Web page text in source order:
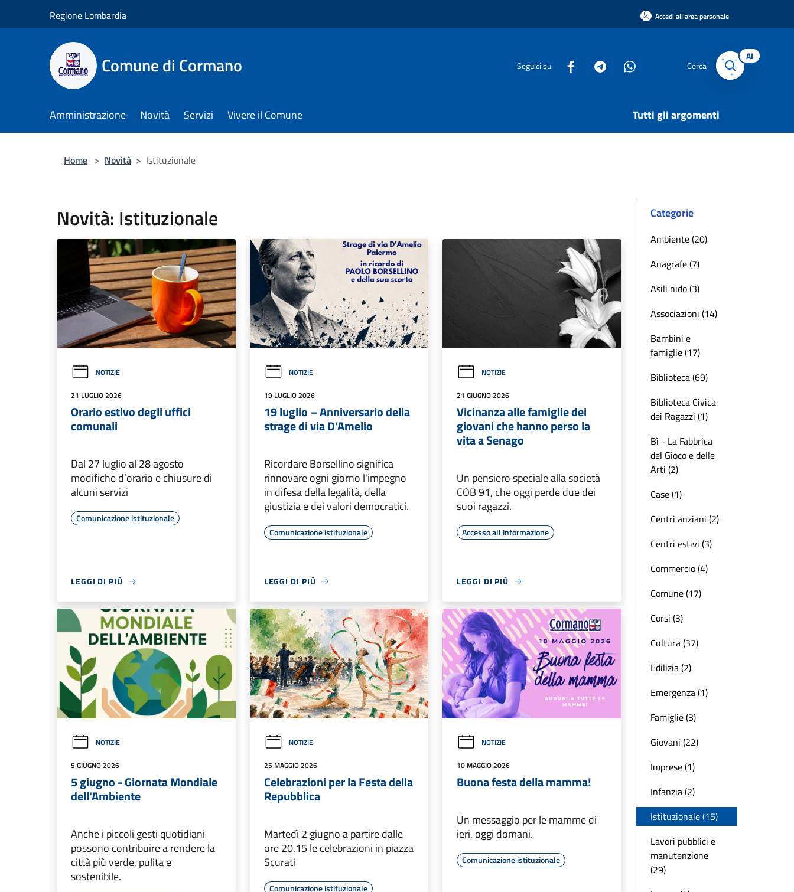
Regione Lombardia Accedi all'area personale
Comune di Cormano Seguici su Cerca
AI
Amministrazione Novità Servizi Vivere il Comune Tutti gli argomenti
Home > Novità > Istituzionale
Novità: Istituzionale
NOTIZIE
21 LUGLIO 2026
Orario estivo degli uffici
comunali
Dal 27 luglio al 28 agosto
modifiche d’orario e chiusure di
alcuni servizi
Comunicazione istituzionale
LEGGI DI PIÙ
NOTIZIE
19 LUGLIO 2026
19 luglio – Anniversario della
strage di via D’Amelio
Ricordare Borsellino significa
rinnovare ogni giorno l'impegno
in difesa della legalità, della
giustizia e dei valori democratici.
Comunicazione istituzionale
LEGGI DI PIÙ
NOTIZIE
21 GIUGNO 2026
Vicinanza alle famiglie dei
giovani che hanno perso la
vita a Senago
Un pensiero speciale alla società
COB 91, che oggi perde due dei
suoi ragazzi.
Accesso all'informazione
LEGGI DI PIÙ
NOTIZIE
5 GIUGNO 2026
5 giugno - Giornata Mondiale
dell'Ambiente
Anche i piccoli gesti quotidiani
possono contribuire a rendere la
città più verde, pulita e
sostenibile.
NOTIZIE
25 MAGGIO 2026
Celebrazioni per la Festa della
Repubblica
Martedì 2 giugno a partire dalle
ore 20.15 le celebrazioni in piazza
Scurati
Comunicazione istituzionale
NOTIZIE
10 MAGGIO 2026
Buona festa della mamma!
Un messaggio per le mamme di
ieri, oggi domani.
Comunicazione istituzionale
Categorie
Ambiente (20)
Anagrafe (7)
Asili nido (3)
Associazioni (14)
Bambini e
famiglie (17)
Biblioteca (69)
Biblioteca Civica
dei Ragazzi (1)
Bì - La Fabbrica
del Gioco e delle
Arti (2)
Case (1)
Centri anziani (2)
Centri estivi (3)
Commercio (4)
Comune (17)
Corsi (3)
Cultura (37)
Edilizia (2)
Emergenza (1)
Famiglie (3)
Giovani (22)
Imprese (1)
Infanzia (2)
Istituzionale (15)
Lavori pubblici e
manutenzione
(29)